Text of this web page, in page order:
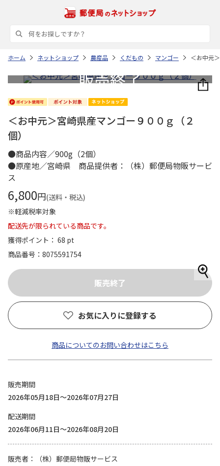
ホーム ネットショップ 農産品 くだもの マンゴー ＜お中元
＜お中元＞宮崎県産マンゴー９００ｇ（２
個）
●商品内容／900g（2個）
●原産地／宮崎県 商品提供者：（株）郵便局物販サービ
ス
6,800円(送料・税込)
※軽減税率対象
配送先が限られている商品です。
獲得ポイント： 68 pt
商品番号
8075591754
お気に入りに登録する
商品についてのお問い合わせはこちら
販売期間
2026年05月18日～2026年07月27日
配送期間
2026年06月11日～2026年08月20日
販売者
（株）郵便局物販サービス